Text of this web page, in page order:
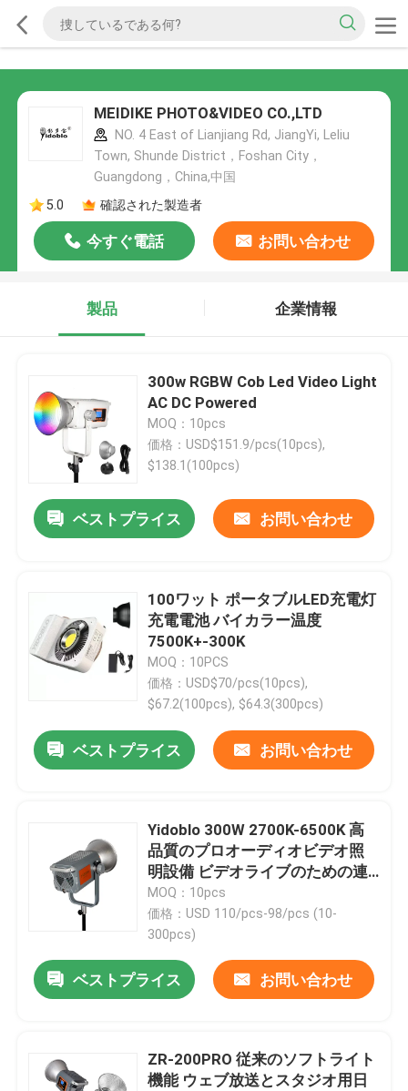
MEIDIKE PHOTO&VIDEO CO.,LTD
NO. 4 East of Lianjiang Rd, JiangYi, Leliu
Town, Shunde District，Foshan City，
Guangdong，China,中国
5.0
確認された製造者
今すぐ電話 お問い合わせ
製品 企業情報
300w RGBW Cob Led Video Light
AC DC Powered
MOQ：10pcs
価格：USD$151.9/pcs(10pcs),
$138.1(100pcs)
ベストプライス お問い合わせ
100ワット ポータブルLED充電灯
充電電池 バイカラー温度
7500K+-300K
MOQ：10PCS
価格：USD$70/pcs(10pcs),
$67.2(100pcs), $64.3(300pcs)
ベストプライス お問い合わせ
Yidoblo 300W 2700K-6500K 高
品質のプロオーディオビデオ照
明設備 ビデオライブのための連
続照明 充電ライト
MOQ：10pcs
価格：USD 110/pcs-98/pcs (10-
300pcs)
ベストプライス お問い合わせ
ZR-200PRO 従来のソフトライト
機能 ウェブ放送とスタジオ用日